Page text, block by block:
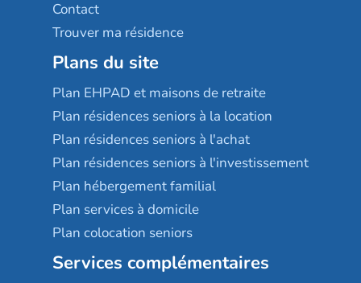
Contact
Trouver ma résidence
Plans du site
Plan EHPAD et maisons de retraite
Plan résidences seniors à la location
Plan résidences seniors à l'achat
Plan résidences seniors à l'investissement
Plan hébergement familial
Plan services à domicile
Plan colocation seniors
Services complémentaires